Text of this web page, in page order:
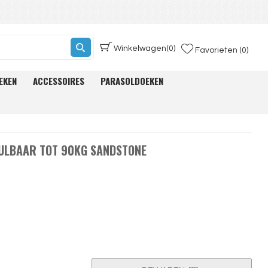
Winkelwagen(0) Favorieten (0)
ACCESSOIRES
PARASOLDOEKEN
TOT 90KG SANDSTONE